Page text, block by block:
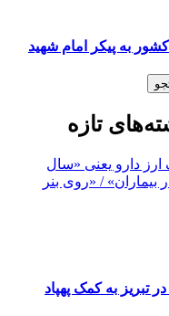
به پیکر امام شهید
تبریز به کمک پهپاد
تازه
دارو یعنی «سال
بیماران» / «روی بنر